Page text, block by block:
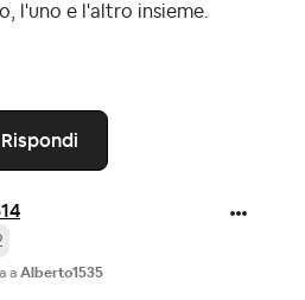
l'uno e l'altro insieme.
Rispondi
a Alberto1535